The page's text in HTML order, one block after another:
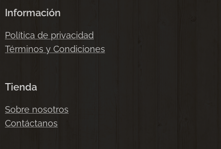
Información
Política de privacidad
Términos y Condiciones
Tienda
Sobre nosotros
Contáctanos